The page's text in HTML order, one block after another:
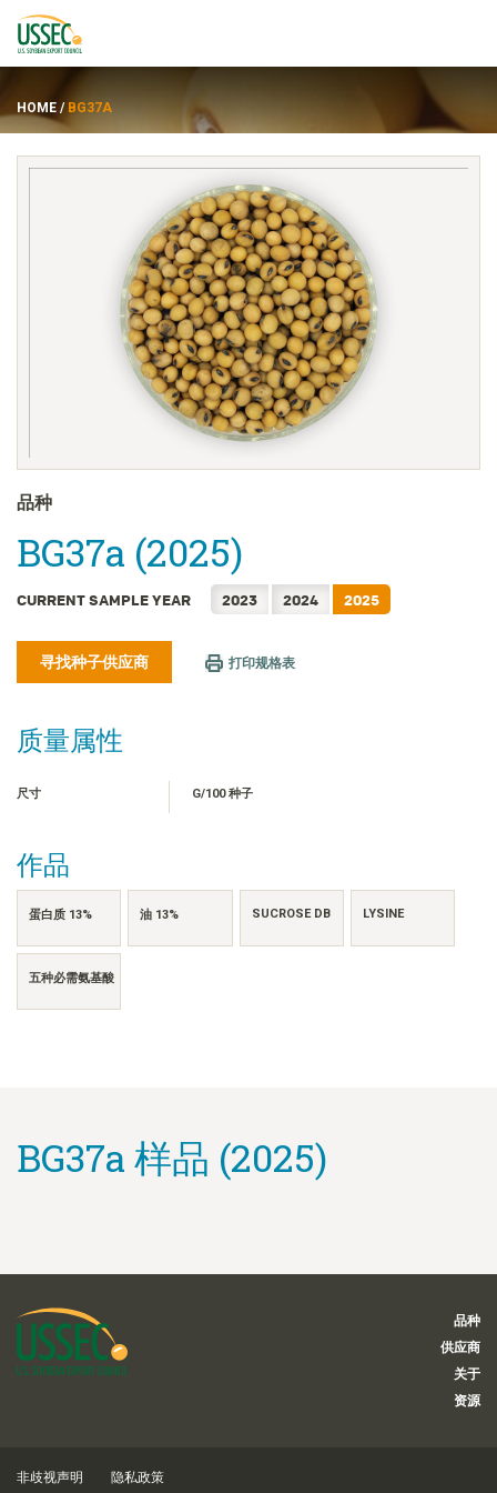
ENGLISH
FRANÇAIS
日本語
한국어
繁體中文
TIẾNG VIỆT
HOME / BG37A
品种
BG37a (2025)
CURRENT SAMPLE YEAR 2023 2024 2025
寻找种子供应商 打印规格表
质量属性
尺寸 G/100 种子
作品
蛋白质 13% 油 13% SUCROSE DB LYSINE
五种必需氨基酸
BG37a 样品 (2025)
品种
供应商
关于
资源
非歧视声明 隐私政策